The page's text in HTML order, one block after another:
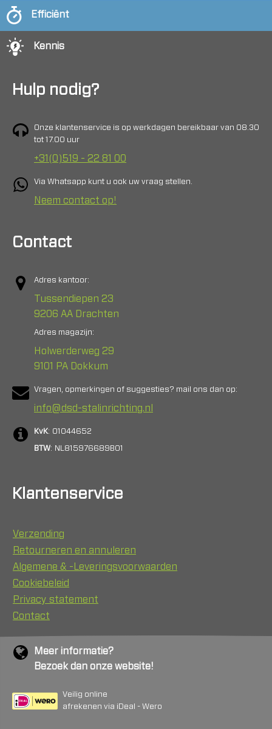
Efficiënt
Kennis
Hulp nodig?
Onze klantenservice is op werkdagen bereikbaar van 08.30
tot 17.00 uur
+31(0)519 - 22 81 00
Via Whatsapp kunt u ook uw vraag stellen.
Neem contact op!
Contact
Adres kantoor:
Tussendiepen 23
9206 AA Drachten
Adres magazijn:
Holwerderweg 29
9101 PA Dokkum
Vragen, opmerkingen of suggesties? mail ons dan op:
info@dsd-stalinrichting.nl
KvK: 01044652
BTW: NL815976689B01
Klantenservice
Verzending
Retourneren en annuleren
Algemene & -Leveringsvoorwaarden
Cookiebeleid
Privacy statement
Contact
Meer informatie?
Bezoek dan onze website!
Veilig online
afrekenen via iDeal - Wero